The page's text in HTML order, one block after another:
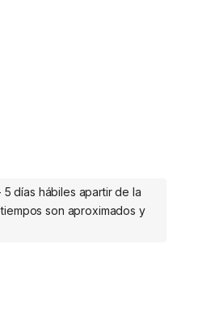
4 Puertos, Negro PTOS
días hábiles apartir de la
son aproximados y